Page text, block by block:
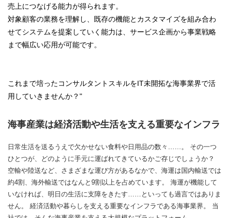
売上につなげる能力が得られます。
対象顧客の業務を理解し、既存の機能とカスタマイズを組み合わ
せてシステムを提案していく能力は、サービス企画から事業戦略
まで幅広い応用が可能です。
これまで培ったコンサルタントスキルをIT未開拓な海事業界で活
用していきませんか？"
海事産業は経済活動や生活を支える重要なインフラ
日常生活を送るうえで欠かせない食料や日用品の数々……。 その一つ
ひとつが、どのように手元に運ばれてきているかご存じでしょうか？
空輸や陸送など、さまざまな運び方があるなかで、海運は国内輸送では
約4割、海外輸送ではなんと9割以上を占めています。 海運が機能して
いなければ、明日の生活に支障をきたす……といっても過言ではありま
せん。 経済活動や暮らしを支える重要なインフラである海事業界。 当